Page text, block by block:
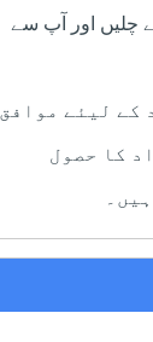
چلیں اور آپ سے
کے لیئے موافق
کا حصول